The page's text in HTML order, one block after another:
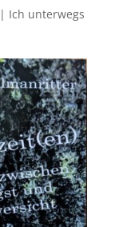
| Ich unterwegs